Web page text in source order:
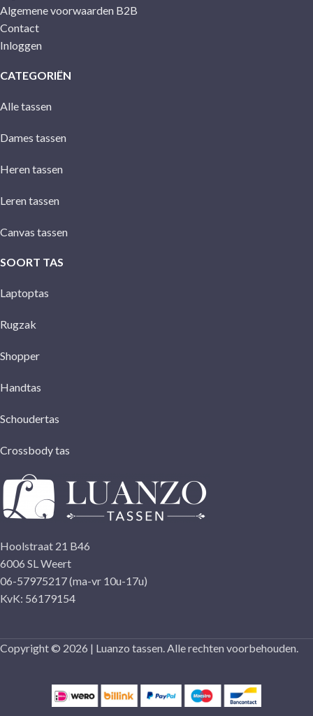
Algemene voorwaarden B2B
Contact
Inloggen
CATEGORIËN
Alle tassen
Dames tassen
Heren tassen
Leren tassen
Canvas tassen
SOORT TAS
Laptoptas
Rugzak
Shopper
Handtas
Schoudertas
Crossbody tas
Hoolstraat 21 B46
6006 SL Weert
06-57975217 (ma-vr 10u-17u)
KvK: 56179154
Copyright © 2026 | Luanzo tassen. Alle rechten voorbehouden.